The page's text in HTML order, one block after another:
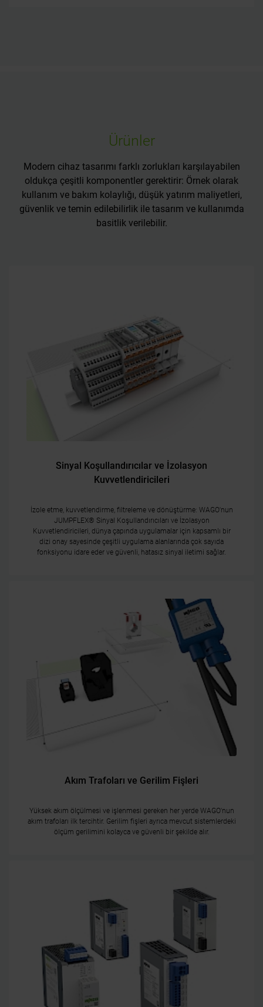
Ürünler
Modern cihaz tasarımı farklı zorlukları karşılayabilen
oldukça çeşitli komponentler gerektirir: Örnek olarak
kullanım ve bakım kolaylığı, düşük yatırım maliyetleri,
güvenlik ve temin edilebilirlik ile tasarım ve kullanımda
basitlik verilebilir.
Sinyal Koşullandırıcılar ve İzolasyon
Kuvvetlendiricileri
İzole etme, kuvvetlendirme, filtreleme ve dönüştürme: WAGO'nun
JUMPFLEX® Sinyal Koşullandırıcıları ve İzolasyon
Kuvvetlendiricileri, dünya çapında uygulamalar için kapsamlı bir
dizi onay sayesinde çeşitli uygulama alanlarında çok sayıda
fonksiyonu idare eder ve güvenli, hatasız sinyal iletimi sağlar.
Akım Trafoları ve Gerilim Fişleri
Yüksek akım ölçülmesi ve işlenmesi gereken her yerde WAGO'nun
akım trafoları ilk tercihtir. Gerilim fişleri ayrıca mevcut sistemlerdeki
ölçüm gerilimini kolayca ve güvenli bir şekilde alır.